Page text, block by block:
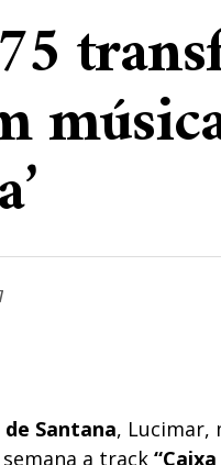
de Santana, Lucimar,
a track